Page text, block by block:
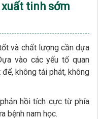
tinh sớm
và chất lượng cần dựa
vào các yếu tố quan
không tái phát, không
hồi tích cực từ phía
bệnh nam học.